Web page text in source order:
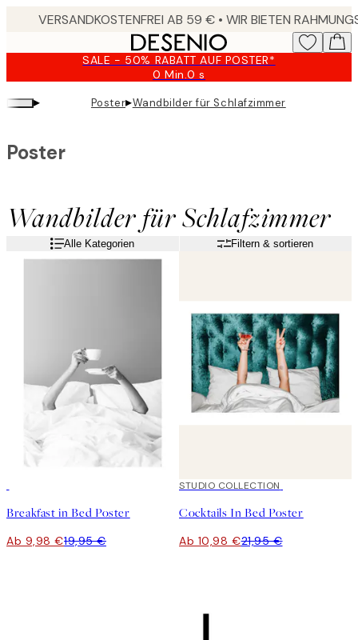
SALE - 50% RABATT AUF POSTER*
0 Min.0 s
Gültig
bis:
2026-
▸ Poster▸Wandbilder für Schlafzimmer
Wandbilder für Schlafzimmer
Poster
Alle Kategorien Filtern & sortieren
Breakfast in Bed Poster
Ab 9,98 €19,95 €
50%*
STUDIO COLLECTION
Cocktails In Bed Poster
Ab 10,98 €21,95 €